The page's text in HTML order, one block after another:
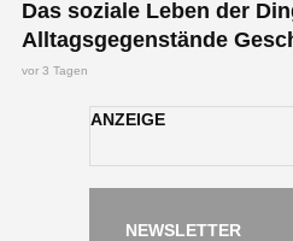
Das soziale Leben der
Alltagsgegenstände
vor 3 Tagen
ANZEIGE
NEWSLETTER